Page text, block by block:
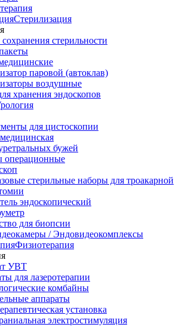
Стерилизация
стерильности
паровой (автоклав)
воздушные
хранения эндоскопов
для цистоскопии
бужей
операционные
стерильные наборы для троакарной
эндоскопический
для биопсии
/ Эндовидеокомплексы
Физиотерапия
УВТ
для лазеротерапии
комбайны
аппараты
установка
электростимуляция